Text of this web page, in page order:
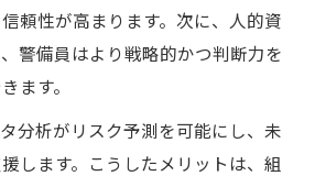
える警備モニタリングの進化
効率化を促進するモニタリング
警備の一体運用で現場力を強化
率化に有効なモニタリング活用
頼性が高まります。次に、人的資
警備員はより戦略的かつ判断力を
ます。
分析がリスク予測を可能にし、未
します。こうしたメリットは、組